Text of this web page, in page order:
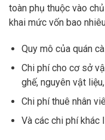
toàn phụ thuộc vào
khai mức vốn bao
Quy mô của quán
Chi phí cho cơ sở
ghế, nguyên vật
Chi phí thuê nhân
Và các chi phí khác